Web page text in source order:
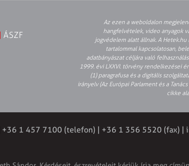
ÁSZF
Az ezen a weboldalon
hangfelvételek, video anyagok
jogvédelem alatt állnak. A
tartalommal kapcsolatosan,
adatbányászat céljára való
1999. évi LXXVI. törvény rendelkezései
(1) paragrafusa és a digitális
irányelv (Az Európai Parlament és a
cikke
+36 1 457 7100 (telefon) | +36 1 356 5520 (fax) |